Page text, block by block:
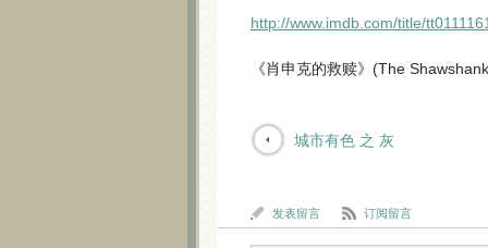
http://www.imdb.com/title/
《肖申克的救赎》(The
城市有色 之 灰
发表留言 订阅留言